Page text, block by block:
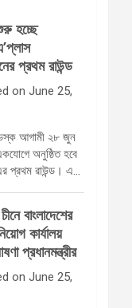
হচ্ছে
প্রথম রাউন্ড
on June 25,
আগামী ২৮ জুন
অনুষ্ঠিত হবে
প্রথম রাউন্ড। এ…
বাংলাদেশের
কার্যালয়
প্রধানমন্ত্রীর
on June 25,